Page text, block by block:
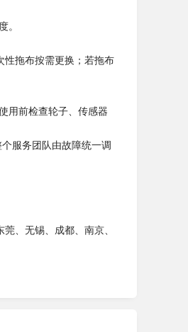
。
性拖布按需更换；若拖布
用前检查轮子、传感器
服务团队由故障统一调
、无锡、成都、南京、